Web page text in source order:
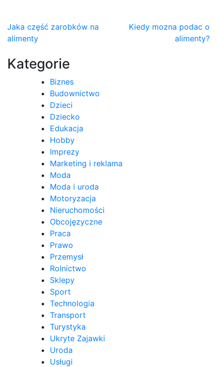
Nawigacja
wpisu
Jaka część zarobków na
alimenty
Kiedy mozna podac o
alimenty?
Kategorie
Biznes
Budownictwo
Dzieci
Dziecko
Edukacja
Hobby
Imprezy
Marketing i reklama
Moda
Moda i uroda
Motoryzacja
Nieruchomości
Obcojęzyczne
Praca
Prawo
Przemysł
Rolnictwo
Sklepy
Sport
Technologia
Transport
Turystyka
Ukryte Zajawki
Uroda
Usługi